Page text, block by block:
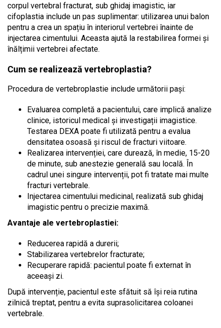
corpul vertebral fracturat, sub ghidaj imagistic, iar
cifoplastia include un pas suplimentar: utilizarea unui balon
pentru a crea un spațiu în interiorul vertebrei înainte de
injectarea cimentului. Aceasta ajută la restabilirea formei și
înălțimii vertebrei afectate.
Cum se realizează vertebroplastia?
Procedura de vertebroplastie include următorii pași:
Evaluarea completă a pacientului, care implică analize
clinice, istoricul medical și investigații imagistice.
Testarea DEXA poate fi utilizată pentru a evalua
densitatea osoasă și riscul de fracturi viitoare.
Realizarea intervenției, care durează, în medie, 15-20
de minute, sub anestezie generală sau locală. În
cadrul unei singure intervenții, pot fi tratate mai multe
fracturi vertebrale.
Injectarea cimentului medicinal, realizată sub ghidaj
imagistic pentru o precizie maximă.
Avantaje ale vertebroplastiei:
Reducerea rapidă a durerii;
Stabilizarea vertebrelor fracturate;
Recuperare rapidă: pacientul poate fi externat în
aceeași zi.
După intervenție, pacientul este sfătuit să își reia rutina
zilnică treptat, pentru a evita suprasolicitarea coloanei
vertebrale.